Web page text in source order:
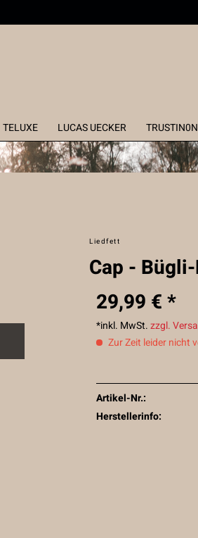
TELUXE LUCAS UECKER
Liedfett
Cap -
29,99 € *
*inkl. MwSt.zzgl.
Zur Zeit leider nicht
Artikel-Nr.:
Herstellerinfo: